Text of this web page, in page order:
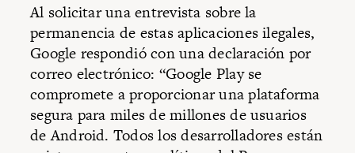
Al solicitar una entrevista sobre la
permanencia de estas aplicaciones ilegales,
Google respondió con una declaración por
correo electrónico: “Google Play se
compromete a proporcionar una plataforma
segura para miles de millones de usuarios
de Android. Todos los desarrolladores están